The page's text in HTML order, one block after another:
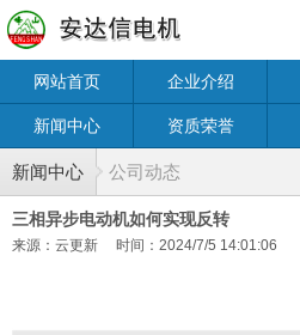
网站首页 企业介绍
新闻中心 资质荣誉
新闻中心 公司动态
三相异步电动机如何实现反转
来源：云更新 时间：2024/7/5 14:01:06